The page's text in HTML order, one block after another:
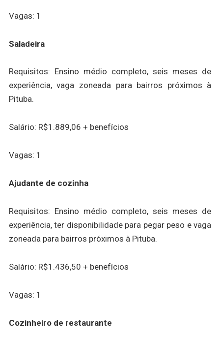
Vagas: 1
Saladeira
Requisitos: Ensino médio completo, seis meses de
experiência, vaga zoneada para bairros próximos à
Pituba.
Salário: R$1.889,06 + benefícios
Vagas: 1
Ajudante de cozinha
Requisitos: Ensino médio completo, seis meses de
experiência, ter disponibilidade para pegar peso e vaga
zoneada para bairros próximos à Pituba.
Salário: R$1.436,50 + benefícios
Vagas: 1
Cozinheiro de restaurante